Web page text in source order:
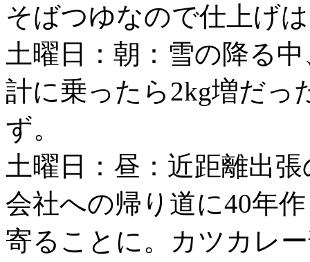
そばつゆなので仕上げ
土曜日：朝：雪の降る
計に乗ったら2kg増だっ
ず。
土曜日：昼：近距離出
会社への帰り道に40年
寄ることに。カツカレ